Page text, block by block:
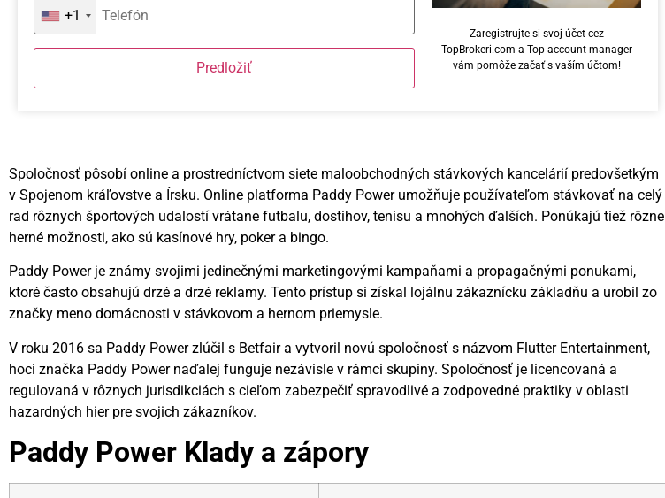
+1
Predložiť
Zaregistrujte si svoj účet cez
TopBrokeri.com a Top account manager
vám pomôže začať s vaším účtom!
Spoločnosť pôsobí online a prostredníctvom siete maloobchodných stávkových kancelárií predovšetkým
v Spojenom kráľovstve a Írsku. Online platforma Paddy Power umožňuje používateľom stávkovať na celý
rad rôznych športových udalostí vrátane futbalu, dostihov, tenisu a mnohých ďalších. Ponúkajú tiež rôzne
herné možnosti, ako sú kasínové hry, poker a bingo.
Paddy Power je známy svojimi jedinečnými marketingovými kampaňami a propagačnými ponukami,
ktoré často obsahujú drzé a drzé reklamy. Tento prístup si získal lojálnu zákaznícku základňu a urobil zo
značky meno domácnosti v stávkovom a hernom priemysle.
V roku 2016 sa Paddy Power zlúčil s Betfair a vytvoril novú spoločnosť s názvom Flutter Entertainment,
hoci značka Paddy Power naďalej funguje nezávisle v rámci skupiny. Spoločnosť je licencovaná a
regulovaná v rôznych jurisdikciách s cieľom zabezpečiť spravodlivé a zodpovedné praktiky v oblasti
hazardných hier pre svojich zákazníkov.
Paddy Power Klady a zápory